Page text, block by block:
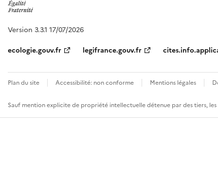
Version 3.3.1 17/07/2026
ecologie.gouv.fr
legifrance.gouv.fr
Plan du site Accessibilité: non conforme Mentions légales
Sauf mention explicite de propriété intellectuelle détenue par des tiers,